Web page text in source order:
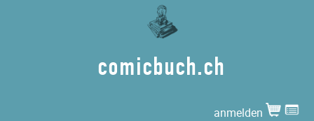
comicbuch.ch
anmelden